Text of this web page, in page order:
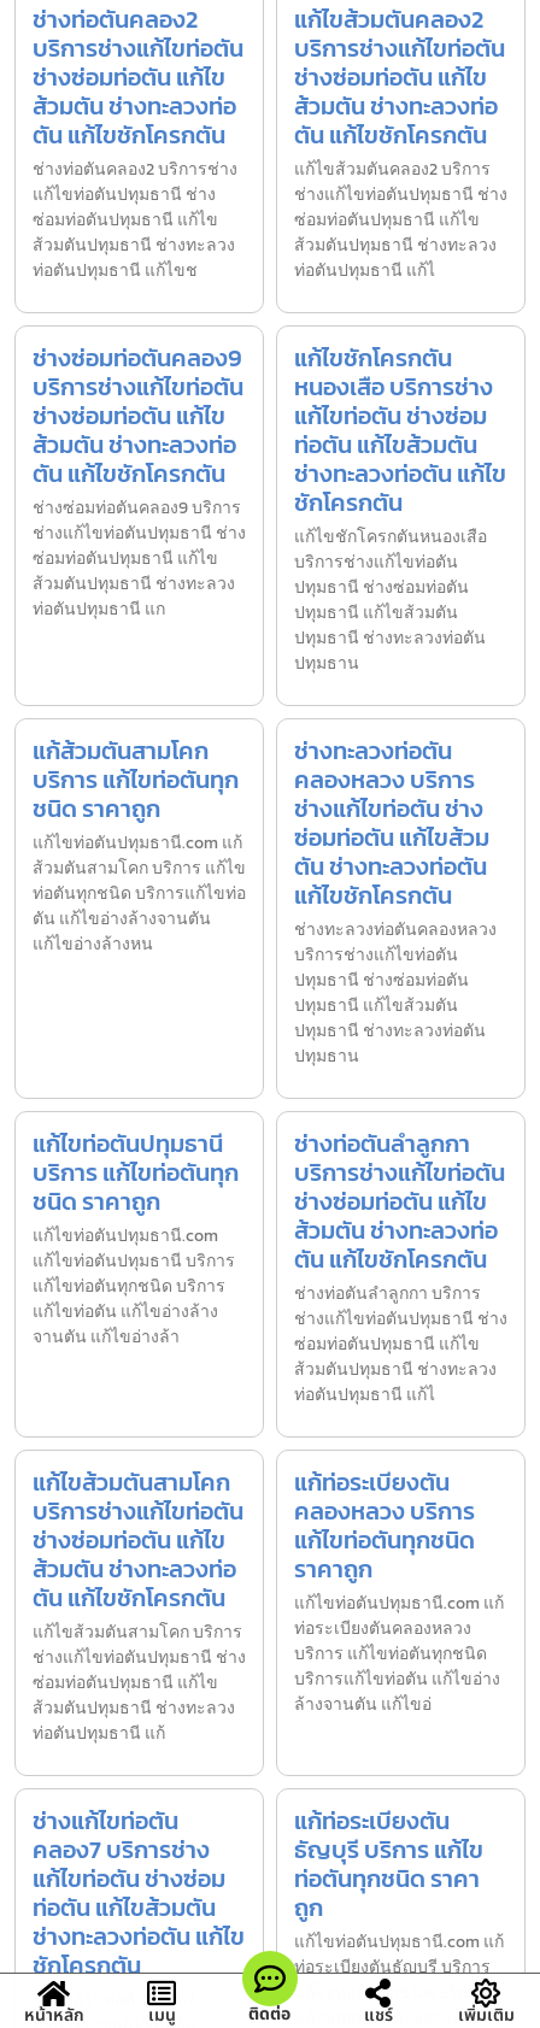
ช่างท่อตันคลอง2
บริการช่างแก้ไขท่อตัน
ช่างซ่อมท่อตัน แก้ไข
ส้วมตัน ช่างทะลวงท่อ
ตัน แก้ไขชักโครกตัน
ช่างท่อตันคลอง2 บริการช่าง
แก้ไขท่อตันปทุมธานี ช่าง
ซ่อมท่อตันปทุมธานี แก้ไข
ส้วมตันปทุมธานี ช่างทะลวง
ท่อตันปทุมธานี แก้ไขช
แก้ไขส้วมตันคลอง2
บริการช่างแก้ไขท่อตัน
ช่างซ่อมท่อตัน แก้ไข
ส้วมตัน ช่างทะลวงท่อ
ตัน แก้ไขชักโครกตัน
แก้ไขส้วมตันคลอง2 บริการ
ช่างแก้ไขท่อตันปทุมธานี ช่าง
ซ่อมท่อตันปทุมธานี แก้ไข
ส้วมตันปทุมธานี ช่างทะลวง
ท่อตันปทุมธานี แก้ไ
ช่างซ่อมท่อตันคลอง9
บริการช่างแก้ไขท่อตัน
ช่างซ่อมท่อตัน แก้ไข
ส้วมตัน ช่างทะลวงท่อ
ตัน แก้ไขชักโครกตัน
ช่างซ่อมท่อตันคลอง9 บริการ
ช่างแก้ไขท่อตันปทุมธานี ช่าง
ซ่อมท่อตันปทุมธานี แก้ไข
ส้วมตันปทุมธานี ช่างทะลวง
ท่อตันปทุมธานี แก
แก้ไขชักโครกตัน
หนองเสือ บริการช่าง
แก้ไขท่อตัน ช่างซ่อม
ท่อตัน แก้ไขส้วมตัน
ช่างทะลวงท่อตัน แก้ไข
ชักโครกตัน
แก้ไขชักโครกตันหนองเสือ
บริการช่างแก้ไขท่อตัน
ปทุมธานี ช่างซ่อมท่อตัน
ปทุมธานี แก้ไขส้วมตัน
ปทุมธานี ช่างทะลวงท่อตัน
ปทุมธาน
แก้ส้วมตันสามโคก
บริการ แก้ไขท่อตันทุก
ชนิด ราคาถูก
แก้ไขท่อตันปทุมธานี.com แก้
ส้วมตันสามโคก บริการ แก้ไข
ท่อตันทุกชนิด บริการแก้ไขท่อ
ตัน แก้ไขอ่างล้างจานตัน
แก้ไขอ่างล้างหน
ช่างทะลวงท่อตัน
คลองหลวง บริการ
ช่างแก้ไขท่อตัน ช่าง
ซ่อมท่อตัน แก้ไขส้วม
ตัน ช่างทะลวงท่อตัน
แก้ไขชักโครกตัน
ช่างทะลวงท่อตันคลองหลวง
บริการช่างแก้ไขท่อตัน
ปทุมธานี ช่างซ่อมท่อตัน
ปทุมธานี แก้ไขส้วมตัน
ปทุมธานี ช่างทะลวงท่อตัน
ปทุมธาน
แก้ไขท่อตันปทุมธานี
บริการ แก้ไขท่อตันทุก
ชนิด ราคาถูก
แก้ไขท่อตันปทุมธานี.com
แก้ไขท่อตันปทุมธานี บริการ
แก้ไขท่อตันทุกชนิด บริการ
แก้ไขท่อตัน แก้ไขอ่างล้าง
จานตัน แก้ไขอ่างล้า
ช่างท่อตันลำลูกกา
บริการช่างแก้ไขท่อตัน
ช่างซ่อมท่อตัน แก้ไข
ส้วมตัน ช่างทะลวงท่อ
ตัน แก้ไขชักโครกตัน
ช่างท่อตันลำลูกกา บริการ
ช่างแก้ไขท่อตันปทุมธานี ช่าง
ซ่อมท่อตันปทุมธานี แก้ไข
ส้วมตันปทุมธานี ช่างทะลวง
ท่อตันปทุมธานี แก้ไ
แก้ไขส้วมตันสามโคก
บริการช่างแก้ไขท่อตัน
ช่างซ่อมท่อตัน แก้ไข
ส้วมตัน ช่างทะลวงท่อ
ตัน แก้ไขชักโครกตัน
แก้ไขส้วมตันสามโคก บริการ
ช่างแก้ไขท่อตันปทุมธานี ช่าง
ซ่อมท่อตันปทุมธานี แก้ไข
ส้วมตันปทุมธานี ช่างทะลวง
ท่อตันปทุมธานี แก้
แก้ท่อระเบียงตัน
คลองหลวง บริการ
แก้ไขท่อตันทุกชนิด
ราคาถูก
แก้ไขท่อตันปทุมธานี.com แก้
ท่อระเบียงตันคลองหลวง
บริการ แก้ไขท่อตันทุกชนิด
บริการแก้ไขท่อตัน แก้ไขอ่าง
ล้างจานตัน แก้ไขอ่
ช่างแก้ไขท่อตัน
คลอง7 บริการช่าง
แก้ไขท่อตัน ช่างซ่อม
ท่อตัน แก้ไขส้วมตัน
ช่างทะลวงท่อตัน แก้ไข
ชักโครกตัน
ช่างแก้ไขท่อตันคลอง7
แก้ท่อระเบียงตัน
ธัญบุรี บริการ แก้ไข
ท่อตันทุกชนิด ราคา
ถูก
แก้ไขท่อตันปทุมธานี.com แก้
ท่อระเบียงตันธัญบุรี บริการ
แก้ไขท่อตันทุกชนิด บริการ
แก้ไขท่อตัน แก้ไขอ่างล้าง
หน้าหลัก เมนู ติดต่อ แชร์ เพิ่มเติม